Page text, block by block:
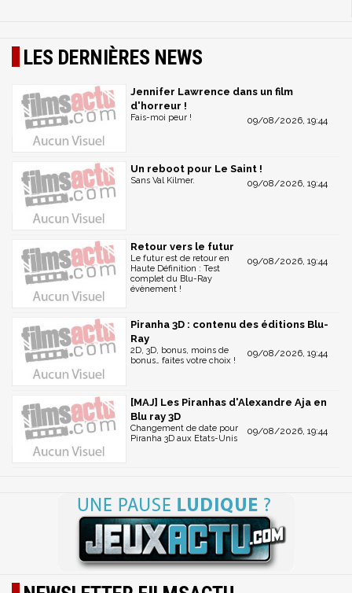
LES DERNIÈRES NEWS
Jennifer Lawrence dans un film
d'horreur !
09/08/2026, 19:44
Fais-moi peur !
Un reboot pour Le Saint !
09/08/2026, 19:44
Sans Val Kilmer.
Retour vers le futur
09/08/2026, 19:44
Le futur est de retour en
Haute Définition : Test
complet du Blu-Ray
évènement !
Piranha 3D : contenu des éditions Blu-
Ray
09/08/2026, 19:44
2D, 3D, bonus, moins de
bonus… faites votre choix !
[MAJ] Les Piranhas d'Alexandre Aja en
Blu ray 3D
09/08/2026, 19:44
Changement de date pour
Piranha 3D aux Etats-Unis